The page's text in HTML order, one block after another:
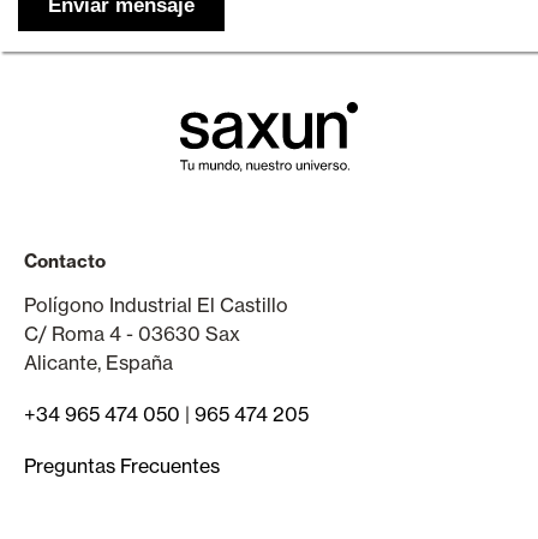
Contacto
Polígono Industrial El Castillo
C/ Roma 4 - 03630 Sax
Alicante, España
+34 965 474 050 | 965 474 205
Preguntas Frecuentes